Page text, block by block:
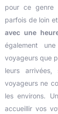
pour ce genre
parfois de loin
avec une
également
voyageurs que
leurs arrivées,
voyageurs ne
les environs.
accueillir vos